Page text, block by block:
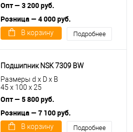
Опт — 3 200 руб.
Розница — 4 000 руб.
В корзину Подробнее
Подшипник NSK 7309 BW
Размеры d x D x B
45 x 100 x 25
Опт — 5 800 руб.
Розница — 7 100 руб.
В корзину Подробнее